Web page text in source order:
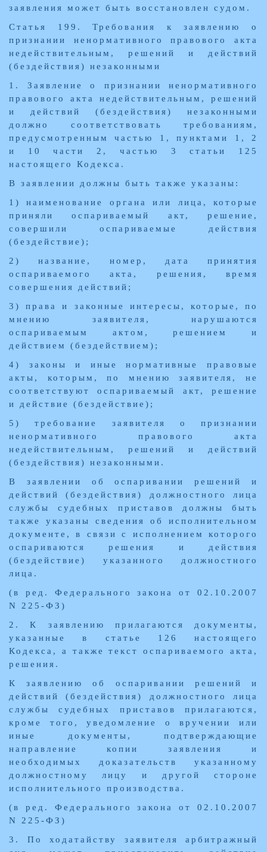
заявления может быть восстановлен судом.
Статья 199. Требования к заявлению о
признании ненормативного правового акта
недействительным, решений и действий
(бездействия) незаконными
1. Заявление о признании ненормативного
правового акта недействительным, решений
и действий (бездействия) незаконными
должно соответствовать требованиям,
предусмотренным частью 1, пунктами 1, 2
и 10 части 2, частью 3 статьи 125
настоящего Кодекса.
В заявлении должны быть также указаны:
1) наименование органа или лица, которые
приняли оспариваемый акт, решение,
совершили оспариваемые действия
(бездействие);
2) название, номер, дата принятия
оспариваемого акта, решения, время
совершения действий;
3) права и законные интересы, которые, по
мнению заявителя, нарушаются
оспариваемым актом, решением и
действием (бездействием);
4) законы и иные нормативные правовые
акты, которым, по мнению заявителя, не
соответствуют оспариваемый акт, решение
и действие (бездействие);
5) требование заявителя о признании
ненормативного правового акта
недействительным, решений и действий
(бездействия) незаконными.
В заявлении об оспаривании решений и
действий (бездействия) должностного лица
службы судебных приставов должны быть
также указаны сведения об исполнительном
документе, в связи с исполнением которого
оспариваются решения и действия
(бездействие) указанного должностного
лица.
(в ред. Федерального закона от 02.10.2007
N 225-ФЗ)
2. К заявлению прилагаются документы,
указанные в статье 126 настоящего
Кодекса, а также текст оспариваемого акта,
решения.
К заявлению об оспаривании решений и
действий (бездействия) должностного лица
службы судебных приставов прилагаются,
кроме того, уведомление о вручении или
иные документы, подтверждающие
направление копии заявления и
необходимых доказательств указанному
должностному лицу и другой стороне
исполнительного производства.
(в ред. Федерального закона от 02.10.2007
N 225-ФЗ)
3. По ходатайству заявителя арбитражный